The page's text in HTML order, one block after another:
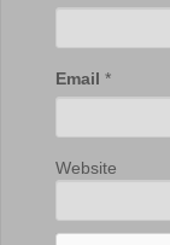
Email *
Website